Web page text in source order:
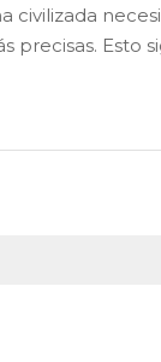
civilizada
precisas. Esto